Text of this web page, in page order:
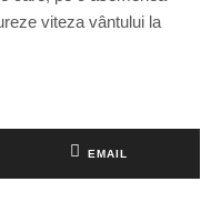
viteza vântului la
EMAIL